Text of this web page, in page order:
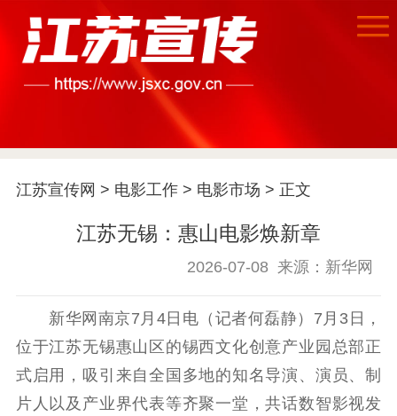
首页
公示公告
通知公告 信息公开制度
信息公开指南
信息公开年度报
告
政策法规
工作动态
江苏宣传网 > 电影工作> 电影市场 > 正文
江苏无锡：惠山电影焕新章
2026-07-08 来源：新华网
新华网南京7月4日电（记者何磊静）7月3日，
位于江苏无锡惠山区的锡西文化创意产业园总部正
式启用，吸引来自全国多地的知名导演、演员、制
片人以及产业界代表等齐聚一堂，共话数智影视发